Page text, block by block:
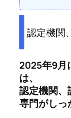
認定機関
2025年9月
は、
認定機関、
専門がしっ